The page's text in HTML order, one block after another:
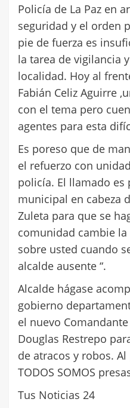
Policía de La Paz en
seguridad y el orden
pie de fuerza es
la tarea de vigilancia
localidad. Hoy al
Fabián Celiz Aguirre
con el tema pero
agentes para esta
Es poreso que de
el refuerzo con
policía. El llamado
municipal en cabeza
Zuleta para que se
comunidad cambie
sobre usted cuando
alcalde ausente “.
Alcalde hágase
gobierno
el nuevo
Douglas Restrepo
de atracos y robos. Al
TODOS SOMOS
Tus Noticias 24